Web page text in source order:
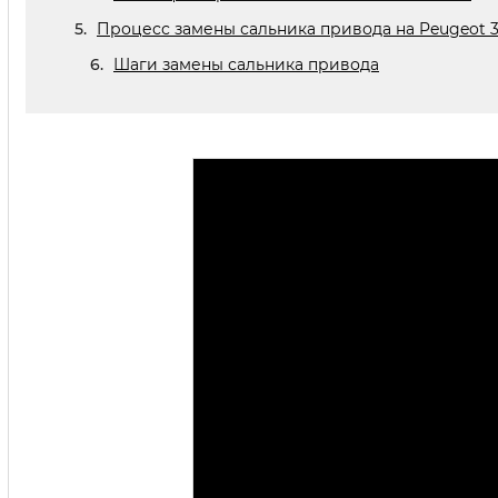
Процесс замены сальника привода на Peugeot
Шаги замены сальника привода